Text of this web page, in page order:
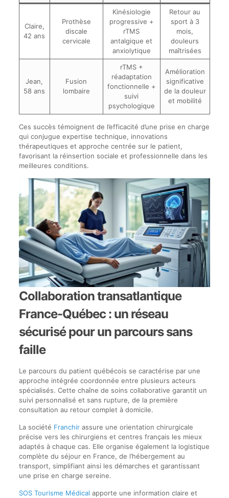
Claire,
42 ans
Prothèse
discale
cervicale
Kinésiologie
progressive +
rTMS
antalgique et
anxiolytique
Retour au
sport à 3
mois,
douleurs
maîtrisées
Jean,
58 ans
Fusion
lombaire
rTMS +
réadaptation
fonctionnelle +
suivi
psychologique
Amélioration
significative
de la douleur
et mobilité
Ces succès témoignent de l’efficacité d’une prise en charge
qui conjugue expertise technique, innovations
thérapeutiques et approche centrée sur le patient,
favorisant la réinsertion sociale et professionnelle dans les
meilleures conditions.
Collaboration transatlantique
France-Québec : un réseau
sécurisé pour un parcours sans
faille
Le parcours du patient québécois se caractérise par une
approche intégrée coordonnée entre plusieurs acteurs
spécialisés. Cette chaîne de soins collaborative garantit un
suivi personnalisé et sans rupture, de la première
consultation au retour complet à domicile.
La société Franchirassure une orientation chirurgicale
précise vers les chirurgiens et centres français les mieux
adaptés à chaque cas. Elle organise également la logistique
complète du séjour en France, de l’hébergement au
transport, simplifiant ainsi les démarches et garantissant
une prise en charge sereine.
SOS Tourisme Médical apporte une information claire et